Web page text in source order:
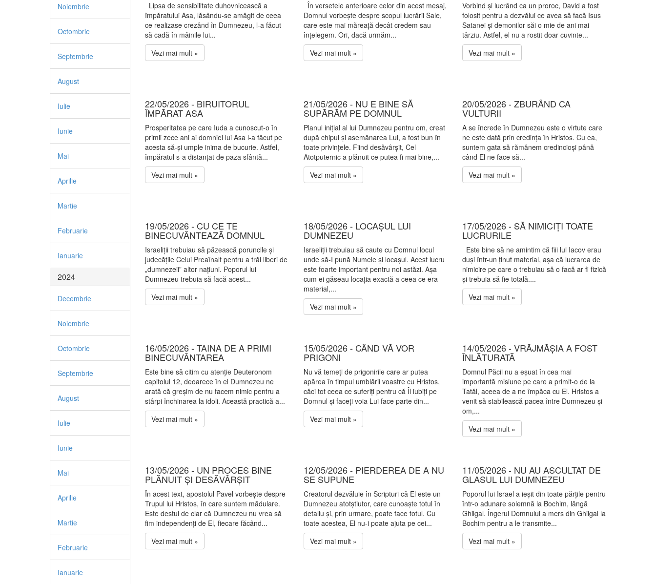
Noiembrie
Octombrie
Septembrie
August
Iulie
Iunie
Mai
Aprilie
Martie
Februarie
Ianuarie
2024
Decembrie
Noiembrie
Octombrie
Septembrie
August
Iulie
Iunie
Mai
Aprilie
Martie
Februarie
Ianuarie
Lipsa de sensibilitate duhovnicească a
împăratului Asa, lăsându-se amăgit de ceea
ce realizase crezând în Dumnezeu, l-a făcut
să cadă în mâinile lui...
Vezi mai mult »
În versetele anterioare celor din acest mesaj,
Domnul vorbește despre scopul lucrării Sale,
care este mai măreață decât credem sau
înțelegem. Ori, dacă urmăm...
Vezi mai mult »
Vorbind și lucrând ca un proroc, David a fost
folosit pentru a dezvălui ce avea să facă Isus
Satanei și demonilor săi o mie de ani mai
târziu. Astfel, el nu a rostit doar cuvinte...
Vezi mai mult »
22/05/2026 - BIRUITORUL
ÎMPĂRAT ASA
Prosperitatea pe care Iuda a cunoscut-o în
primii zece ani ai domniei lui Asa l-a făcut pe
acesta să-și umple inima de bucurie. Astfel,
împăratul s-a distanțat de paza sfântă...
Vezi mai mult »
21/05/2026 - NU E BINE SĂ
SUPĂRĂM PE DOMNUL
Planul inițial al lui Dumnezeu pentru om, creat
după chipul și asemănarea Lui, a fost bun în
toate privințele. Fiind desăvârșit, Cel
Atotputernic a plănuit ce putea fi mai bine,...
Vezi mai mult »
20/05/2026 - ZBURÂND CA
VULTURII
A se încrede în Dumnezeu este o virtute care
ne este dată prin credința în Hristos. Cu ea,
suntem gata să rămânem credincioși până
când El ne face să...
Vezi mai mult »
19/05/2026 - CU CE TE
BINECUVÂNTEAZĂ DOMNUL
Israeliții trebuiau să păzească poruncile și
judecățile Celui Preaînalt pentru a trăi liberi de
„dumnezeii” altor națiuni. Poporul lui
Dumnezeu trebuia să facă acest...
Vezi mai mult »
18/05/2026 - LOCAȘUL LUI
DUMNEZEU
Israeliții trebuiau să caute cu Domnul locul
unde să-I pună Numele și locașul. Acest lucru
este foarte important pentru noi astăzi. Așa
cum ei găseau locația exactă a ceea ce era
material,...
Vezi mai mult »
17/05/2026 - SĂ NIMICIȚI TOATE
LUCRURILE
Este bine să ne amintim că fiii lui Iacov erau
duși într-un ținut material, așa că lucrarea de
nimicire pe care o trebuiau să o facă ar fi fizică
și trebuia să fie totală....
Vezi mai mult »
16/05/2026 - TAINA DE A PRIMI
BINECUVÂNTAREA
Este bine să citim cu atenție Deuteronom
capitolul 12, deoarece în el Dumnezeu ne
arată că greșim de nu facem nimic pentru a
stârpi închinarea la idoli. Această practică a...
Vezi mai mult »
15/05/2026 - CÂND VĂ VOR
PRIGONI
Nu vă temeți de prigonirile care ar putea
apărea în timpul umblării voastre cu Hristos,
căci tot ceea ce suferiți pentru că Îl iubiți pe
Domnul și faceți voia Lui face parte din...
Vezi mai mult »
14/05/2026 - VRĂJMĂȘIA A FOST
ÎNLĂTURATĂ
Domnul Păcii nu a eșuat în cea mai
importantă misiune pe care a primit-o de la
Tatăl, aceea de a ne împăca cu El. Hristos a
venit să stabilească pacea între Dumnezeu și
om,...
Vezi mai mult »
13/05/2026 - UN PROCES BINE
PLĂNUIT ȘI DESĂVÂRȘIT
În acest text, apostolul Pavel vorbește despre
Trupul lui Hristos, în care suntem mădulare.
Este destul de clar că Dumnezeu nu vrea să
fim independenți de El, fiecare făcând...
Vezi mai mult »
12/05/2026 - PIERDEREA DE A NU
SE SUPUNE
Creatorul dezvăluie în Scripturi că El este un
Dumnezeu atotștiutor, care cunoaște totul în
detaliu și, prin urmare, poate face totul. Cu
toate acestea, El nu-i poate ajuta pe cei...
Vezi mai mult »
11/05/2026 - NU AU ASCULTAT DE
GLASUL LUI DUMNEZEU
Poporul lui Israel a ieșit din toate părțile pentru
într-o adunare solemnă la Bochim, lângă
Ghilgal. Îngerul Domnului a mers din Ghilgal la
Bochim pentru a le transmite...
Vezi mai mult »